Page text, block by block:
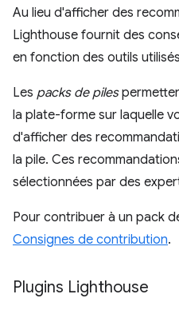
Au lieu d'afficher des
Lighthouse fournit des
en fonction des outils
Les packs de piles
la plate-forme sur laquelle
d'afficher des
la pile. Ces
sélectionnées par des
Pour contribuer à un pack
Consignes de contribution.
Plugins Lighthouse